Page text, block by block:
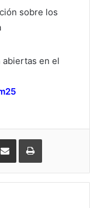
sobre los
abiertas en el